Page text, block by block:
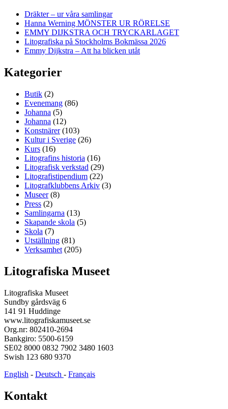
Dräkter – ur våra samlingar
Hanna Werning MÖNSTER UR RÖRELSE
EMMY DIJKSTRA OCH TRYCKARLAGET
Litografiska på Stockholms Bokmässa 2026
Emmy Dijkstra – Att ha blicken utåt
Kategorier
Butik (2)
Evenemang (86)
Johanna (5)
Johanna (12)
Konstnärer(103)
Kultur i Sverige (26)
Kurs (16)
Litografins historia (16)
Litografisk verkstad (29)
Litografistipendium (22)
Litografklubbens Arkiv (3)
Museer(8)
Press (2)
Samlingarna (13)
Skapande skola (5)
Skola (7)
Utställning (81)
Verksamhet (205)
Litografiska Museet
Litografiska Museet
Sundby gårdsväg 6
141 91 Huddinge
www.litografiskamuseet.se
Org.nr: 802410-2694
Bankgiro: 5500-6159
SE02 8000 0832 7902 3480 1603
Swish 123 680 9370
English - Deutsch - Français
Kontakt